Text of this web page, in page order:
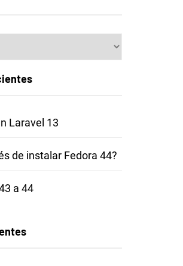
Laravel 13
de instalar Fedora 44?
a 44